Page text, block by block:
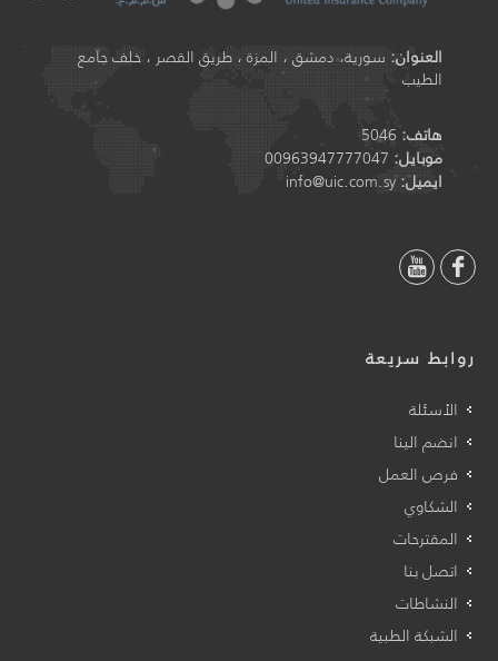
العنوان: سورية، دمشق ، المزة ، طريق القصر ، خلف جامع
الطيب
هاتف: 5046
موبايل: 00963947777047
ايميل:info@uic.com.sy
روابط سريعة
الأسئلة
انضم الينا
فرص العمل
الشكاوي
المقترحات
اتصل بنا
النشاطات
الشبكة الطبية